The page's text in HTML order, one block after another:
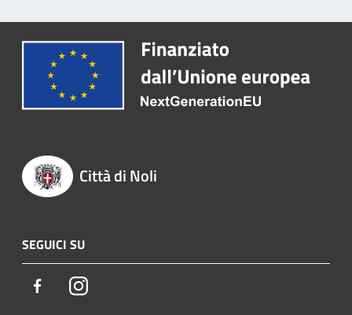
Città di Noli
SEGUICI SU
FacebookInstagram